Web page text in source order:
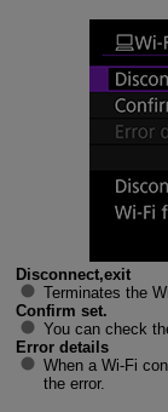
Disconnect,exit
Terminates the
Confirm set.
You can check
Error details
When a Wi-Fi
the error.